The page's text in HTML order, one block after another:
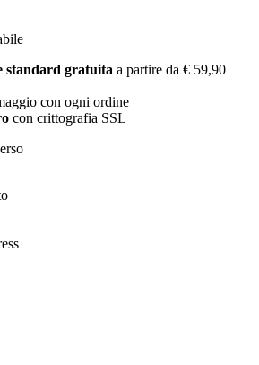
standard gratuita a partire da € 59,90
con ogni ordine
con crittografia SSL